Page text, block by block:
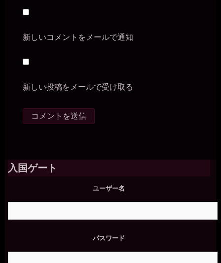
新しいコメントをメールで通知
新しい投稿をメールで受け取る
入国ゲート
ユーザー名
パスワード